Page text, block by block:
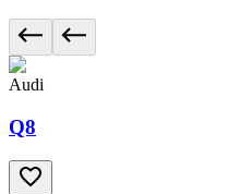
Audi
Q8